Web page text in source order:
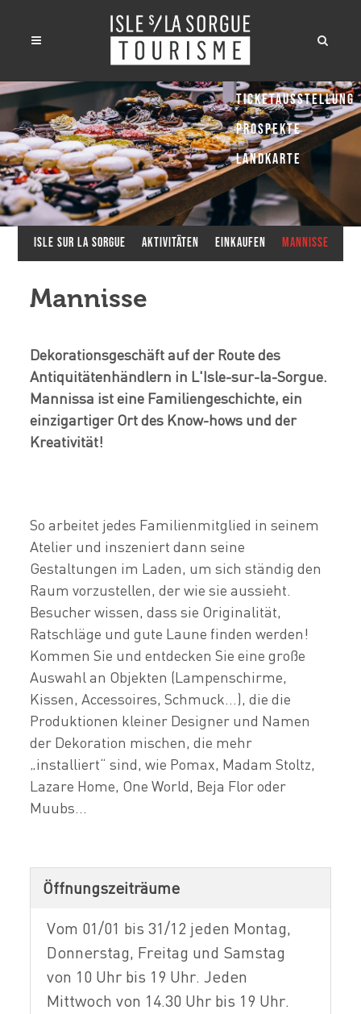
Isle sur la Sorgue Aktivitäten Einkaufen Mannisse
Mannisse
Dekorationsgeschäft auf der Route des
Antiquitätenhändlern in L'Isle-sur-la-Sorgue.
Mannissa ist eine Familiengeschichte, ein
einzigartiger Ort des Know-hows und der
Kreativität!
So arbeitet jedes Familienmitglied in seinem
Atelier und inszeniert dann seine
Gestaltungen im Laden, um sich ständig den
Raum vorzustellen, der wie sie aussieht.
Besucher wissen, dass sie Originalität,
Ratschläge und gute Laune finden werden!
Kommen Sie und entdecken Sie eine große
Auswahl an Objekten (Lampenschirme,
Kissen, Accessoires, Schmuck...), die die
Produktionen kleiner Designer und Namen
der Dekoration mischen, die mehr
„installiert“ sind, wie Pomax, Madam Stoltz,
Lazare Home, One World, Beja Flor oder
Muubs...
Öffnungszeiträume
Vom 01/01 bis 31/12 jeden Montag,
Donnerstag, Freitag und Samstag
von 10 Uhr bis 19 Uhr. Jeden
Mittwoch von 14.30 Uhr bis 19 Uhr.
Ticketausstellung
Prospekte
Landkarte